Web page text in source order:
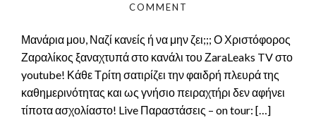
COMMENT
Μανάρια μου, Ναζί κανείς ή να μην ζει;;; Ο Χριστόφορος
Ζαραλίκος ξαναχτυπά στο κανάλι του ΖaraLeaks TV στο
youtube! Κάθε Τρίτη σατιρίζει την φαιδρή πλευρά της
καθημερινότητας και ως γνήσιο πειραχτήρι δεν αφήνει
τίποτα ασχολίαστο! Live Παραστάσεις – on tour: […]